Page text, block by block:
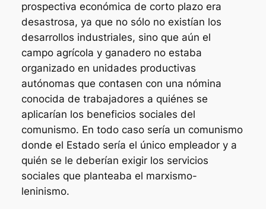
prospectiva económica de corto plazo era
desastrosa, ya que no sólo no existían los
desarrollos industriales, sino que aún el
campo agrícola y ganadero no estaba
organizado en unidades productivas
autónomas que contasen con una nómina
conocida de trabajadores a quiénes se
aplicarían los beneficios sociales del
comunismo. En todo caso sería un comunismo
donde el Estado sería el único empleador y a
quién se le deberían exigir los servicios
sociales que planteaba el marxismo-
leninismo.